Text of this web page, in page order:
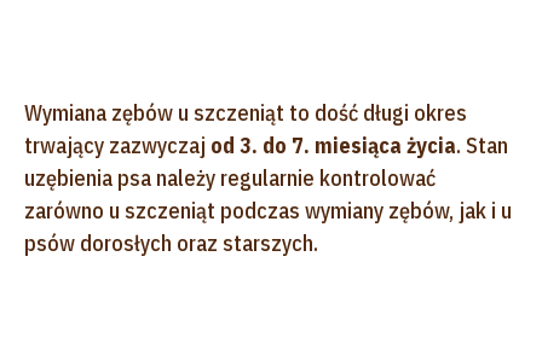
Wymiana zębów u szczeniąt to dość długi okres
trwający zazwyczaj od 3. do 7. miesiąca życia. Stan
uzębienia psa należy regularnie kontrolować
zarówno u szczeniąt podczas wymiany zębów, jak i u
psów dorosłych oraz starszych.